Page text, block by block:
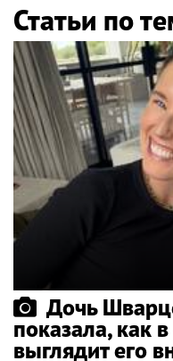
Статьи по
Дочь
показала, как
выглядит его